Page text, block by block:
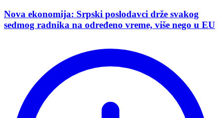
Nova ekonomija: Srpski poslodavci drže svakog
sedmog radnika na određeno vreme, više nego u EU